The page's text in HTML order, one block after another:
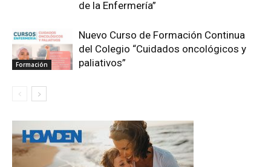
de la Enfermería”
Formación
Nuevo Curso de Formación Continua
del Colegio “Cuidados oncológicos y
paliativos”